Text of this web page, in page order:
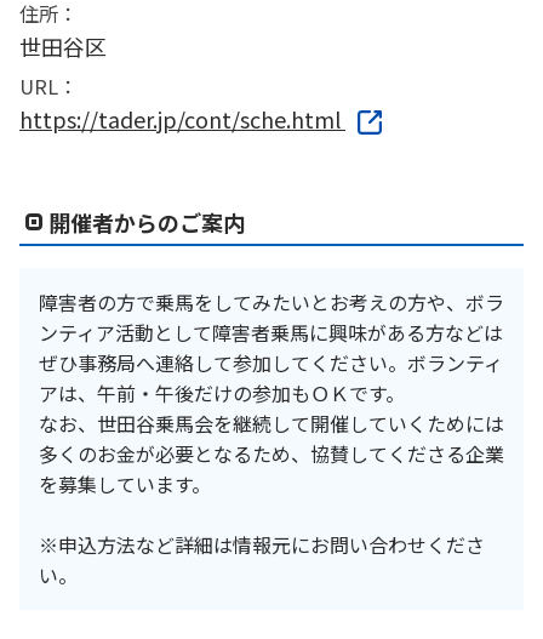
住所：
世田谷区
URL：
https://tader.jp/cont/sche.html
開催者からのご案内
障害者の方で乗馬をしてみたいとお考えの方や、ボラ
ンティア活動として障害者乗馬に興味がある方などは
ぜひ事務局へ連絡して参加してください。ボランティ
アは、午前・午後だけの参加もＯＫです。
なお、世田谷乗馬会を継続して開催していくためには
多くのお金が必要となるため、協賛してくださる企業
を募集しています。
※申込方法など詳細は情報元にお問い合わせくださ
い。